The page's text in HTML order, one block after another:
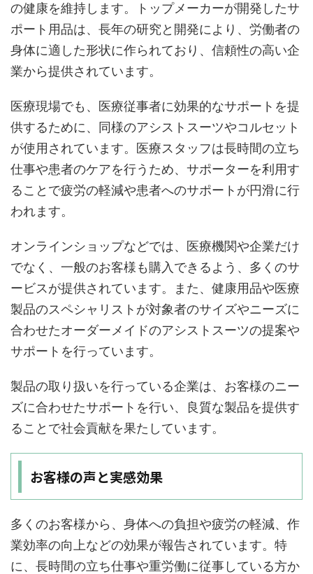
の健康を維持します。トップメーカーが開発したサ
ポート用品は、長年の研究と開発により、労働者の
身体に適した形状に作られており、信頼性の高い企
業から提供されています。
医療現場でも、医療従事者に効果的なサポートを提
供するために、同様のアシストスーツやコルセット
が使用されています。医療スタッフは長時間の立ち
仕事や患者のケアを行うため、サポーターを利用す
ることで疲労の軽減や患者へのサポートが円滑に行
われます。
オンラインショップなどでは、医療機関や企業だけ
でなく、一般のお客様も購入できるよう、多くのサ
ービスが提供されています。また、健康用品や医療
製品のスペシャリストが対象者のサイズやニーズに
合わせたオーダーメイドのアシストスーツの提案や
サポートを行っています。
製品の取り扱いを行っている企業は、お客様のニー
ズに合わせたサポートを行い、良質な製品を提供す
ることで社会貢献を果たしています。
お客様の声と実感効果
多くのお客様から、身体への負担や疲労の軽減、作
業効率の向上などの効果が報告されています。特
に、長時間の立ち仕事や重労働に従事している方か